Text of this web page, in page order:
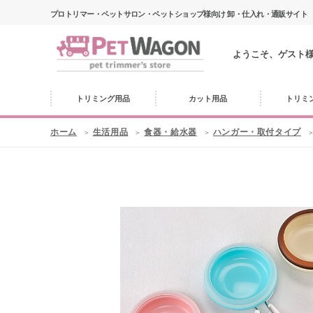
プロトリマー・ペットサロン・ペットショップ様向け 卸・仕入れ・通販サイト
ようこそ、ゲスト
トリミング用品 カット用品 トリミ
ホーム 生活用品 食器・給水器 ハンガー・取付タイプ